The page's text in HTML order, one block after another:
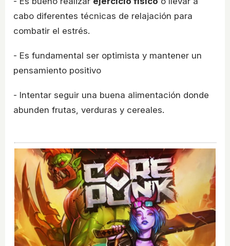
cabo diferentes técnicas de relajación para
combatir el estrés.
- Es fundamental ser optimista y mantener un
pensamiento positivo
- Intentar seguir una buena alimentación donde
abunden frutas, verduras y cereales.